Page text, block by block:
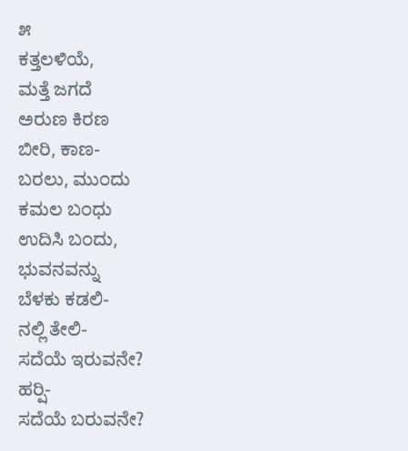
೫
ಕತ್ತಲಳಿಯೆ,
ಮತ್ತೆ ಜಗದೆ
ಅರುಣ ಕಿರಣ
ಬೀರಿ, ಕಾಣ-
ಬರಲು, ಮುಂದು
ಕಮಲ ಬಂಧು
ಉದಿಸಿ ಬಂದು,
ಭುವನವನ್ನು
ಬೆಳಕು ಕಡಲಿ-
ನಲ್ಲಿ ತೇಲಿ-
ಸದೆಯೆ ಇರುವನೇ?
ಹರ್‍ಷಿ-
ಸದೆಯೆ ಬರುವನೇ?